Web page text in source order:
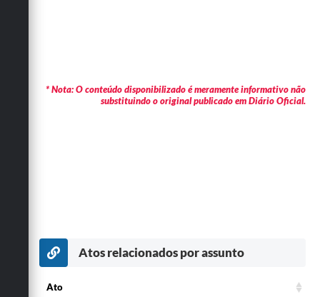
* Nota: O conteúdo disponibilizado é meramente informativo não
substituindo o original publicado em Diário Oficial.
Atos relacionados por assunto
Ato